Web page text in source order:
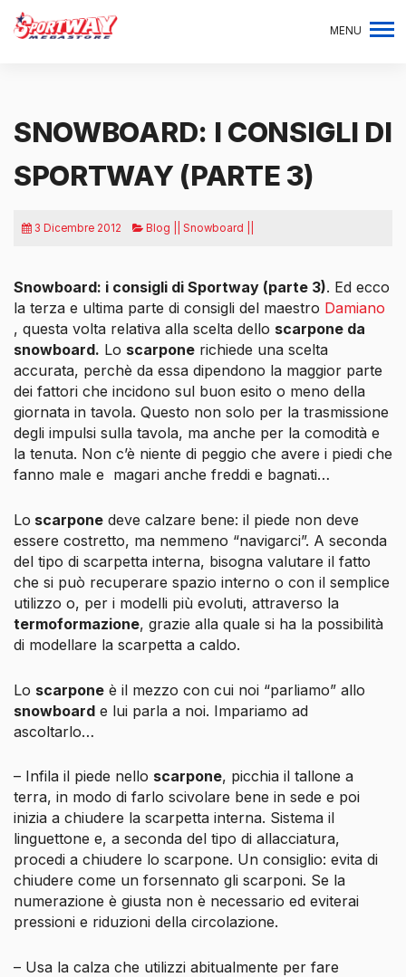
MENU
SNOWBOARD: I CONSIGLI DI
SPORTWAY (PARTE 3)
3 Dicembre 2012 Blog || Snowboard ||
Snowboard: i consigli di Sportway (parte 3). Ed ecco
la terza e ultima parte di consigli del maestro Damiano
, questa volta relativa alla scelta dello scarpone da
snowboard. Lo scarpone richiede una scelta
accurata, perchè da essa dipendono la maggior parte
dei fattori che incidono sul buon esito o meno della
giornata in tavola. Questo non solo per la trasmissione
degli impulsi sulla tavola, ma anche per la comodità e
la tenuta. Non c’è niente di peggio che avere i piedi che
fanno male e magari anche freddi e bagnati…
Lo scarpone deve calzare bene: il piede non deve
essere costretto, ma nemmeno “navigarci”. A seconda
del tipo di scarpetta interna, bisogna valutare il fatto
che si può recuperare spazio interno o con il semplice
utilizzo o, per i modelli più evoluti, attraverso la
termoformazione, grazie alla quale si ha la possibilità
di modellare la scarpetta a caldo.
Lo scarpone è il mezzo con cui noi “parliamo” allo
snowboard e lui parla a noi. Impariamo ad
ascoltarlo…
– Infila il piede nello scarpone, picchia il tallone a
terra, in modo di farlo scivolare bene in sede e poi
inizia a chiudere la scarpetta interna. Sistema il
linguettone e, a seconda del tipo di allacciatura,
procedi a chiudere lo scarpone. Un consiglio: evita di
chiudere come un forsennato gli scarponi. Se la
numerazione è giusta non è necessario ed eviterai
pressioni e riduzioni della circolazione.
– Usa la calza che utilizzi abitualmente per fare